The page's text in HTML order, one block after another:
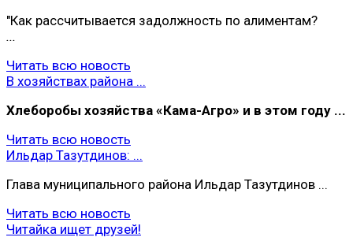
"Как рассчитывается задолжность по алиментам?
...
Читать всю новость
В хозяйствах района ...
Хлеборобы хoзяйства «Кама-Агро» и в этом году ...
Читать всю новость
Ильдар Тазутдинов: ...
Глава муниципального района Ильдар Тазутдинов ...
Читать всю новость
Читайка ищет друзей!